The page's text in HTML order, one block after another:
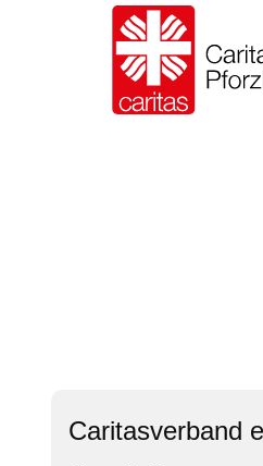
Caritasverband